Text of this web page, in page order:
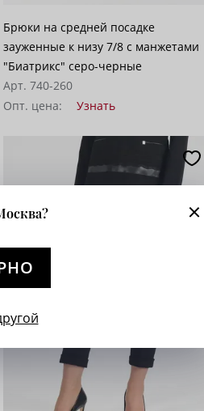
Брюки на средней посадке
зауженные к низу 7/8 с манжетами
"Биатрикс" серо-черные
Арт. 740-260
Опт. цена:
Узнать